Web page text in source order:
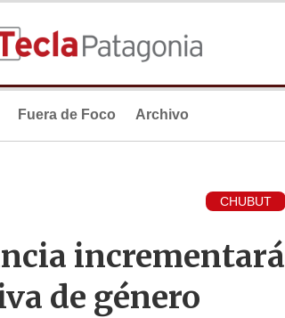
Fuera de Foco Archivo
CHUBUT
incrementará
de género